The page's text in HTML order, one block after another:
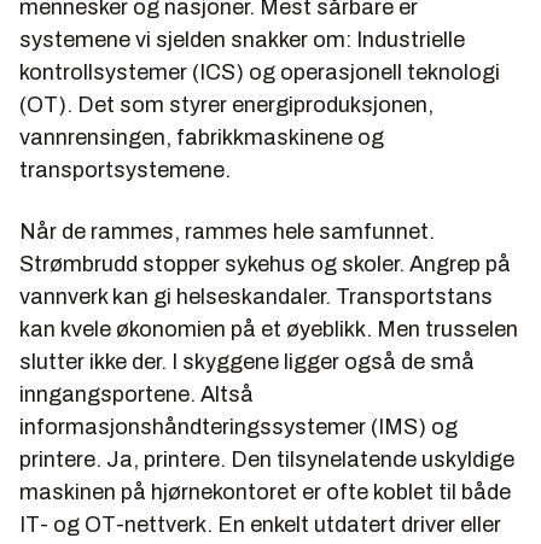
mennesker og nasjoner. Mest sårbare er
systemene vi sjelden snakker om: Industrielle
kontrollsystemer (ICS) og operasjonell teknologi
(OT). Det som styrer energiproduksjonen,
vannrensingen, fabrikkmaskinene og
transportsystemene.
Når de rammes, rammes hele samfunnet.
Strømbrudd stopper sykehus og skoler. Angrep på
vannverk kan gi helseskandaler. Transportstans
kan kvele økonomien på et øyeblikk. Men trusselen
slutter ikke der. I skyggene ligger også de små
inngangsportene. Altså
informasjonshåndteringssystemer (IMS) og
printere. Ja, printere. Den tilsynelatende uskyldige
maskinen på hjørnekontoret er ofte koblet til både
IT- og OT-nettverk. En enkelt utdatert driver eller